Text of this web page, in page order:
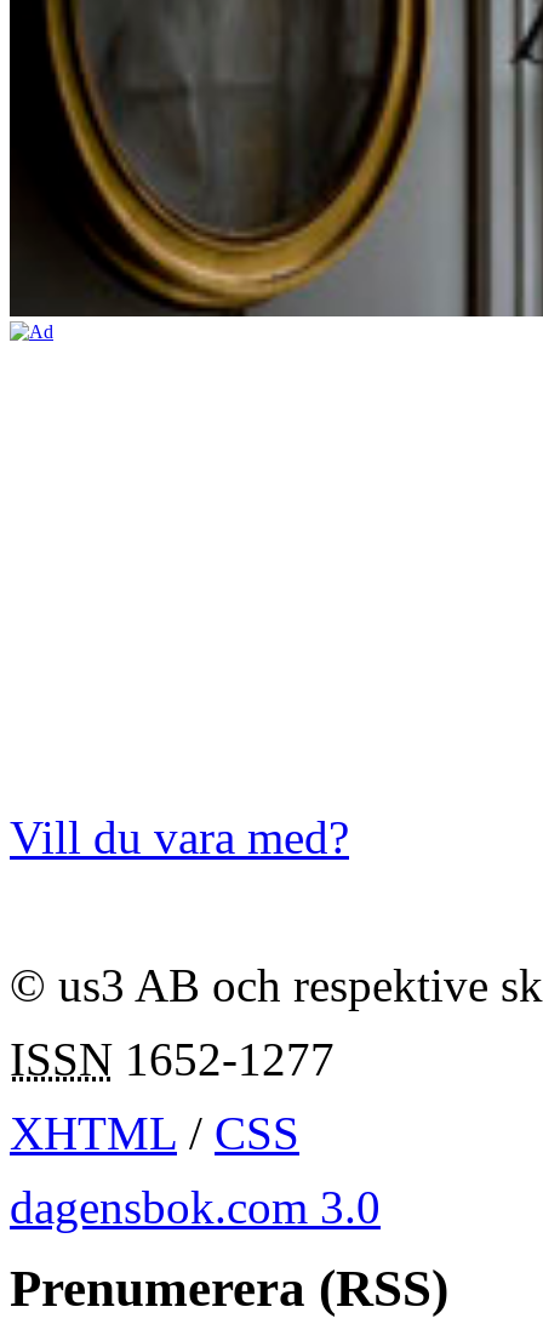
Vill du vara med?
© us3 AB och respektive
ISSN 1652-1277
XHTML / CSS
dagensbok.com 3.0
Prenumerera (RSS)